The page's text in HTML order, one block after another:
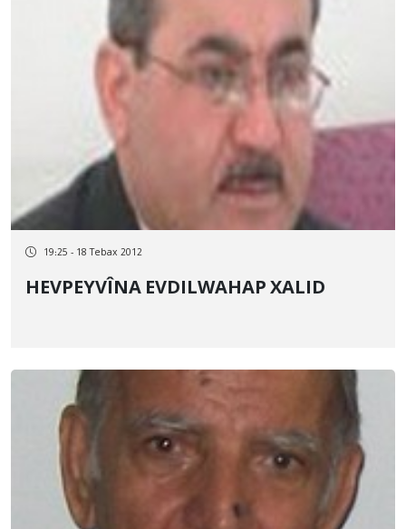
19:25 - 18 Tebax 2012
HEVPEYVÎNA EVDILWAHAP XALID